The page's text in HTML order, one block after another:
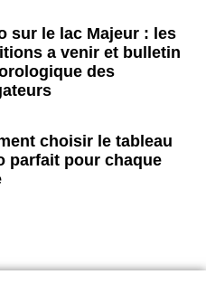
sur le lac Majeur : les
a venir et bulletin
des
choisir le tableau
parfait pour chaque